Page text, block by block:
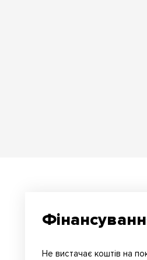
Не вистачає коштів на